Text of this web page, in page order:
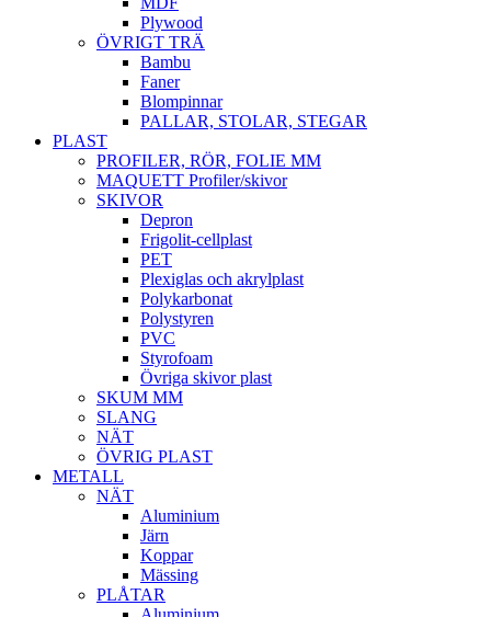
Plywood
ÖVRIGT TRÄ
Bambu
Faner
Blompinnar
PALLAR, STOLAR, STEGAR
PLAST
PROFILER, RÖR, FOLIE MM
MAQUETT Profiler/skivor
SKIVOR
Depron
Frigolit-cellplast
PET
Plexiglas och akrylplast
Polykarbonat
Polystyren
PVC
Styrofoam
Övriga skivor plast
SKUM MM
SLANG
NÄT
ÖVRIG PLAST
METALL
NÄT
Aluminium
Järn
Koppar
Mässing
PLÅTAR